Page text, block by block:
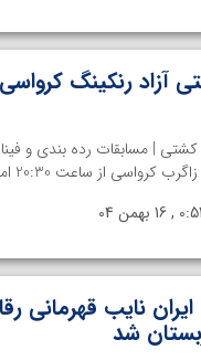
آزاد رنکینگ
کرواسی از ساعت 20:30 امروز برگزار شد. به ...
0:51 , 16 بهمن 04
شد